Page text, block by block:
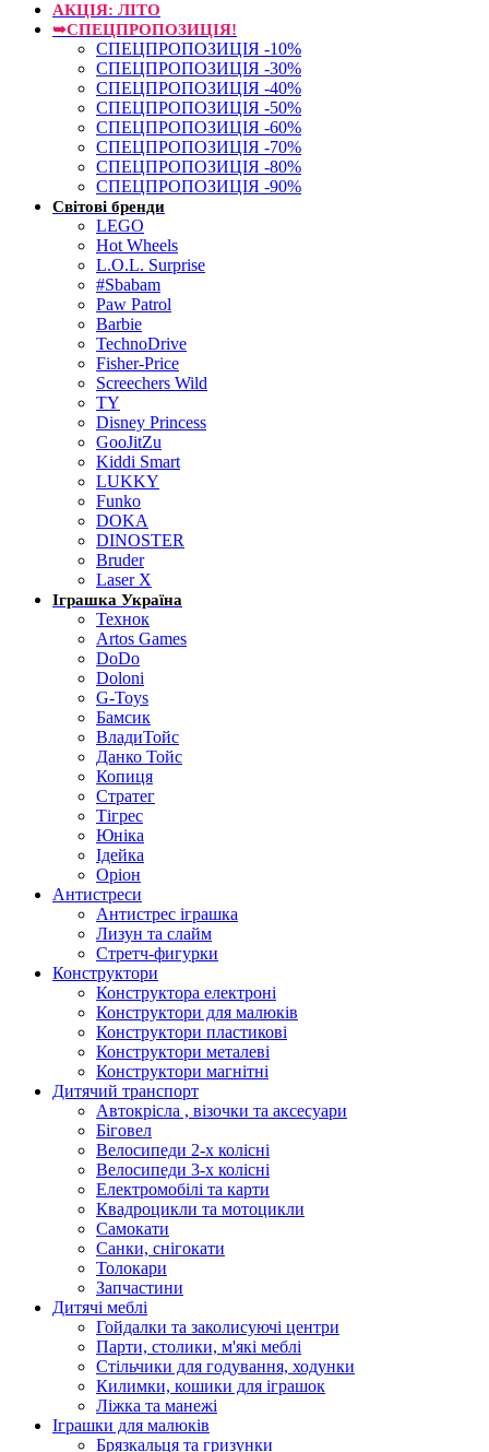
АКЦІЯ: ЛІТО
➥СПЕЦПРОПОЗИЦІЯ!
СПЕЦПРОПОЗИЦІЯ -10%
СПЕЦПРОПОЗИЦІЯ -30%
СПЕЦПРОПОЗИЦІЯ -40%
СПЕЦПРОПОЗИЦІЯ -50%
СПЕЦПРОПОЗИЦІЯ -60%
СПЕЦПРОПОЗИЦІЯ -70%
СПЕЦПРОПОЗИЦІЯ -80%
СПЕЦПРОПОЗИЦІЯ -90%
Світові бренди
LEGO
Hot Wheels
L.O.L. Surprise
#Sbabam
Paw Patrol
Barbie
TechnoDrive
Fisher-Price
Screechers Wild
TY
Disney Princess
GooJitZu
Kiddi Smart
LUKKY
Funko
DOKA
DINOSTER
Bruder
Laser X
Іграшка Україна
Технок
Artos Games
DoDo
Doloni
G-Toys
Бамсик
ВладиТойс
Данко Тойс
Копиця
Стратег
Тігрес
Юніка
Ідейка
Оріон
Антистреси
Антистрес іграшка
Лизун та слайм
Стретч-фигурки
Конструктори
Конструктора електроні
Конструктори для малюків
Конструктори пластикові
Конструктори металеві
Конструктори магнітні
Дитячий транспорт
Автокрісла , візочки та аксесуари
Біговел
Велосипеди 2-х колісні
Велосипеди 3-х колісні
Електромобілі та карти
Квадроцикли та мотоцикли
Самокати
Санки, снігокати
Толокари
Запчастини
Дитячі меблі
Гойдалки та заколисуючі центри
Парти, столики, м'які меблі
Стільчики для годування, ходунки
Килимки, кошики для іграшок
Ліжка та манежі
Іграшки для малюків
Брязкальця та гризунки